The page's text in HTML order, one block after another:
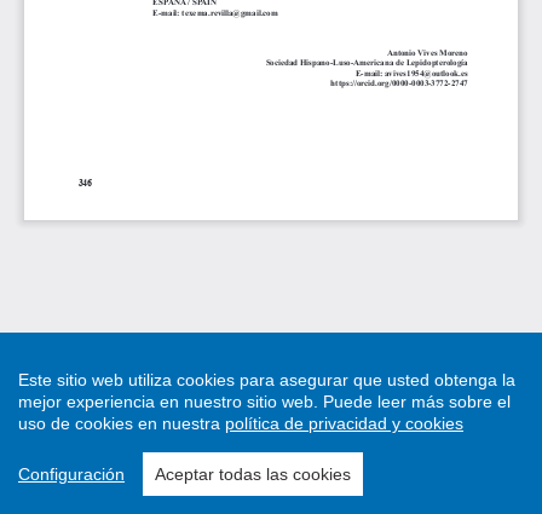
Este sitio web utiliza cookies para asegurar que usted obtenga la
mejor experiencia en nuestro sitio web. Puede leer más sobre el
uso de cookies en nuestra política de privacidad y cookies
Configuración Aceptar todas las cookies